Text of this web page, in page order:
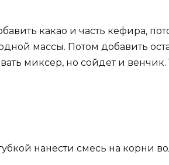
какао и часть кефира,
массы. Потом добавить
миксер, но сойдет и венчик.
нанести смесь на корни